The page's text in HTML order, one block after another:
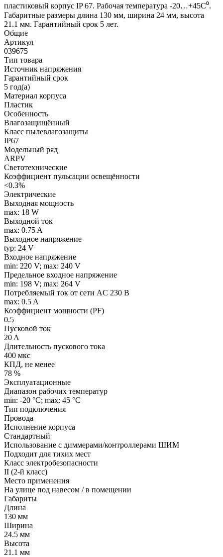
пластиковый корпус IP 67. Рабочая температура -20…+45C⁰.
Габаритные размеры длина 130 мм, ширина 24 мм, высота
21.1 мм. Гарантийный срок 5 лет.
Общие
Артикул
039675
Тип товара
Источник напряжения
Гарантийный срок
5 год(а)
Материал корпуса
Пластик
Особенность
Влагозащищённый
Класс пылевлагозащиты
IP67
Модельный ряд
ARPV
Светотехнические
Коэффициент пульсации освещённости
<0.3%
Электрические
Выходная мощность
max: 18 W
Выходной ток
max: 0.75 A
Выходное напряжение
typ: 24 V
Входное напряжение
min: 220 V; max: 240 V
Предельное входное напряжение
min: 198 V; max: 264 V
Потребляемый ток от сети AC 230 В
max: 0.5 A
Коэффициент мощности (PF)
0.5
Пусковой ток
20 A
Длительность пускового тока
400 мкс
КПД, не менее
78 %
Эксплуатационные
Диапазон рабочих температур
min: -20 °C; max: 45 °C
Тип подключения
Провода
Исполнение корпуса
Стандартный
Использование с диммерами/контроллерами ШИМ
Подходит для тихих мест
Класс электробезопасности
II (2-й класс)
Место применения
На улице под навесом / в помещении
Габариты
Длина
130 мм
Ширина
24.5 мм
Высота
21.1 мм